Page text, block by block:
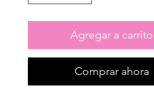
Agregar a carrito
Comprar ahora